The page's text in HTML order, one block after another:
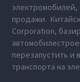
электромобилей,
продажи.
Corporation,
перезапустить и
транспорта на